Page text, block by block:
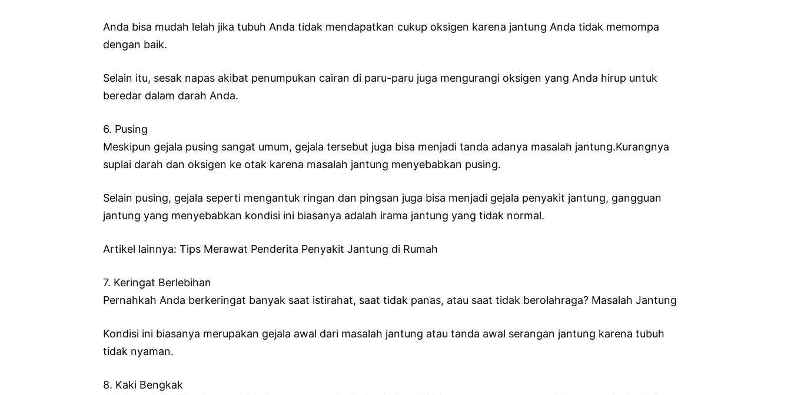
Anda bisa mudah lelah jika tubuh Anda tidak mendapatkan cukup oksigen karena jantung Anda tidak memompa
dengan baik.
Selain itu, sesak napas akibat penumpukan cairan di paru-paru juga mengurangi oksigen yang Anda hirup untuk
beredar dalam darah Anda.
6. Pusing
Meskipun gejala pusing sangat umum, gejala tersebut juga bisa menjadi tanda adanya masalah jantung.Kurangnya
suplai darah dan oksigen ke otak karena masalah jantung menyebabkan pusing.
Selain pusing, gejala seperti mengantuk ringan dan pingsan juga bisa menjadi gejala penyakit jantung, gangguan
jantung yang menyebabkan kondisi ini biasanya adalah irama jantung yang tidak normal.
Artikel lainnya: Tips Merawat Penderita Penyakit Jantung di Rumah
7. Keringat Berlebihan
Pernahkah Anda berkeringat banyak saat istirahat, saat tidak panas, atau saat tidak berolahraga? Masalah Jantung
Kondisi ini biasanya merupakan gejala awal dari masalah jantung atau tanda awal serangan jantung karena tubuh
tidak nyaman.
8. Kaki Bengkak